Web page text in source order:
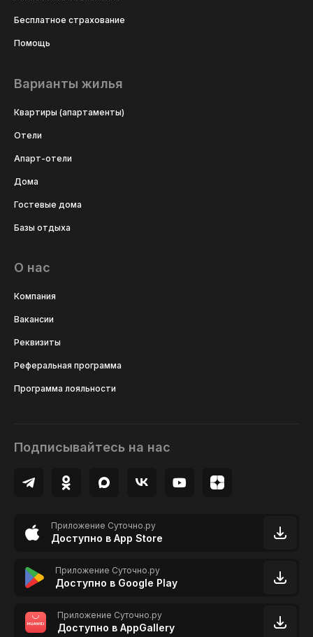
Бесплатное страхование
Помощь
Варианты жилья
Квартиры (апартаменты)
Отели
Апарт-отели
Дома
Гостевые дома
Базы отдыха
О нас
Компания
Вакансии
Реквизиты
Реферальная программа
Программа лояльности
Подписывайтесь на нас
Приложение Суточно.ру
Доступно в App Store
Приложение Суточно.ру
Доступно в Google Play
Приложение Суточно.ру
Доступно в AppGallery